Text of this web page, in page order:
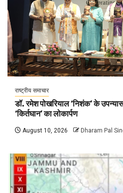
राष्ट्रीय समाचार
डॉ. रमेश पोखरियाल ‘निशंक’ के
‘किर्तघान’ का लोकार्पण
August 10, 2026 Dharam Pal